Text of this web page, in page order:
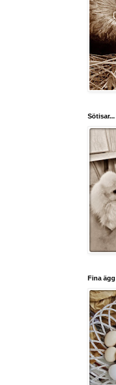
Sötisar...
Fina ägg